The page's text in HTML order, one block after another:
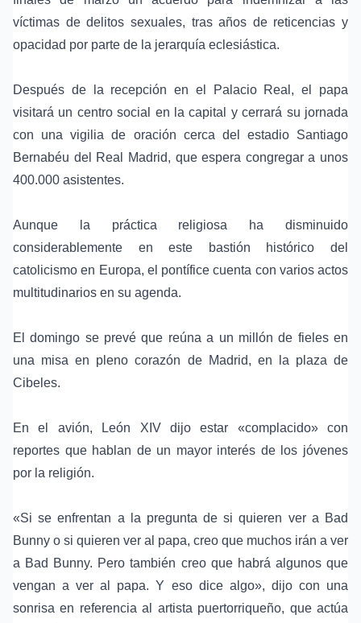
víctimas de delitos sexuales, tras años de reticencias y
opacidad por parte de la jerarquía eclesiástica.
Después de la recepción en el Palacio Real, el papa
visitará un centro social en la capital y cerrará su jornada
con una vigilia de oración cerca del estadio Santiago
Bernabéu del Real Madrid, que espera congregar a unos
400.000 asistentes.
Aunque la práctica religiosa ha disminuido
considerablemente en este bastión histórico del
catolicismo en Europa, el pontífice cuenta con varios actos
multitudinarios en su agenda.
El domingo se prevé que reúna a un millón de fieles en
una misa en pleno corazón de Madrid, en la plaza de
Cibeles.
En el avión, León XIV dijo estar «complacido» con
reportes que hablan de un mayor interés de los jóvenes
por la religión.
«Si se enfrentan a la pregunta de si quieren ver a Bad
Bunny o si quieren ver al papa, creo que muchos irán a ver
a Bad Bunny. Pero también creo que habrá algunos que
vengan a ver al papa. Y eso dice algo», dijo con una
sonrisa en referencia al artista puertorriqueño, que actúa